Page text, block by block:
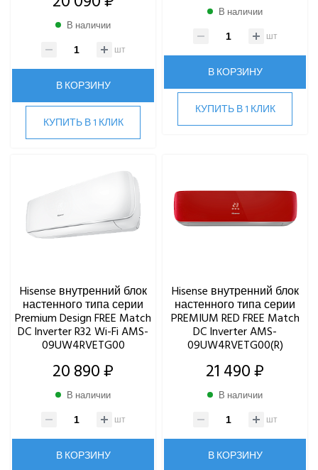
В наличии
шт
В КОРЗИНУ
КУПИТЬ В 1 КЛИК
В наличии
шт
В КОРЗИНУ
КУПИТЬ В 1 КЛИК
Hisense внутренний блок
настенного типа серии
Premium Design FREE Match
DC Inverter R32 Wi-Fi AMS-
09UW4RVETG00
20 890 ₽
В наличии
шт
В КОРЗИНУ
Hisense внутренний блок
настенного типа серии
PREMIUM RED FREE Match
DC Inverter AMS-
09UW4RVETG00(R)
21 490 ₽
В наличии
шт
В КОРЗИНУ